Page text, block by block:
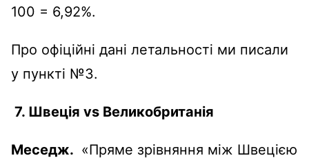
100 = 6,92%.
Про офіційні дані летальності ми писали
у пункті №3.
7. Швеція vs Великобританія
Меседж. «Пряме зрівняння між Швецією